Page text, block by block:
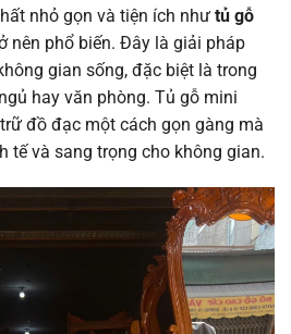
nhỏ gọn và tiện ích như tủ gỗ
nên phổ biến. Đây là giải pháp
gian sống, đặc biệt là trong
hay văn phòng. Tủ gỗ mini
đồ đạc một cách gọn gàng mà
tế và sang trọng cho không gian.